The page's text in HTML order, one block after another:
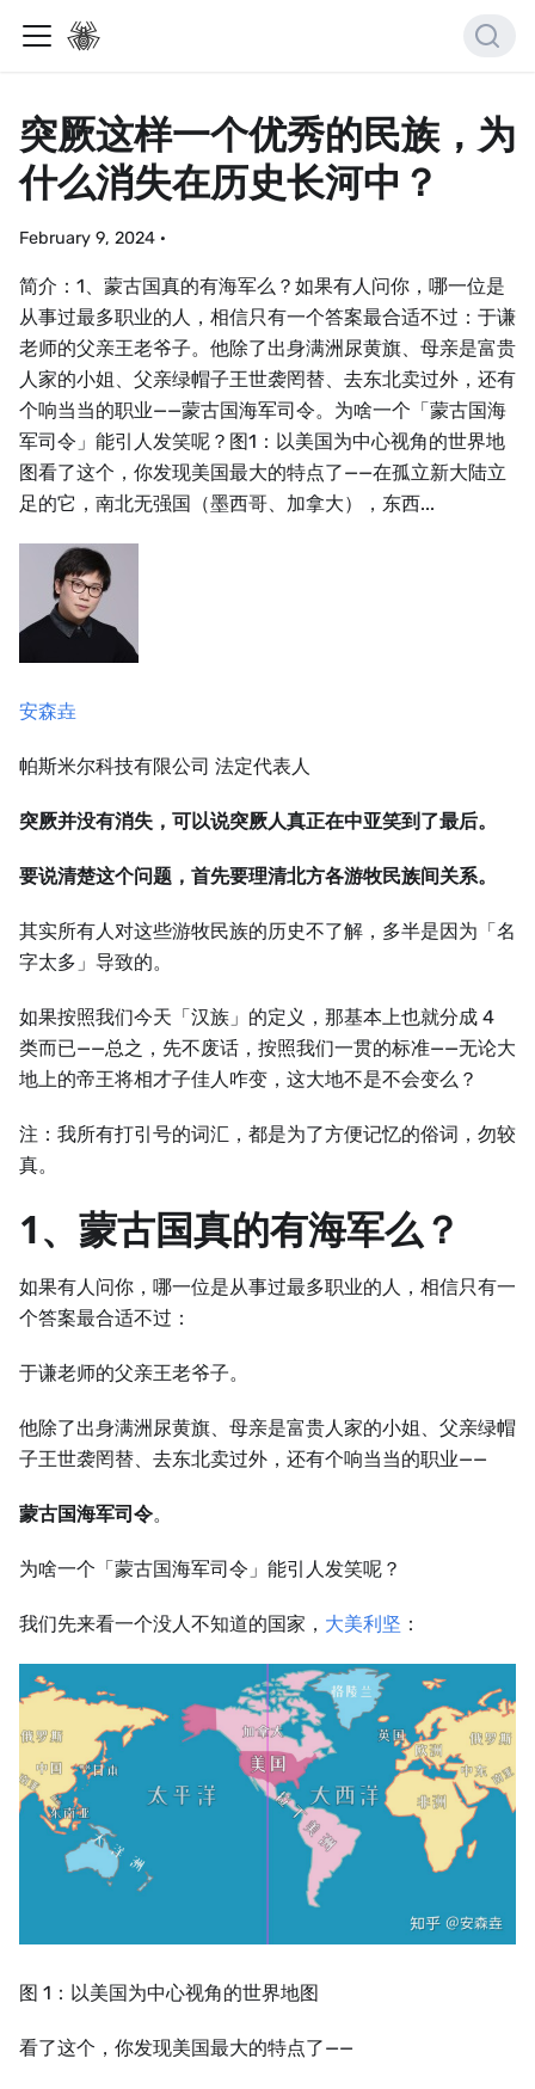
突厥这样一个优秀的民族，为
什么消失在历史长河中？
February 9, 2024 ·
简介：1、蒙古国真的有海军么？如果有人问你，哪一位是
从事过最多职业的人，相信只有一个答案最合适不过：于谦
老师的父亲王老爷子。他除了出身满洲尿黄旗、母亲是富贵
人家的小姐、父亲绿帽子王世袭罔替、去东北卖过外，还有
个响当当的职业——蒙古国海军司令。为啥一个「蒙古国海
军司令」能引人发笑呢？图1：以美国为中心视角的世界地
图看了这个，你发现美国最大的特点了——在孤立新大陆立
足的它，南北无强国（墨西哥、加拿大），东西...
安森垚
帕斯米尔科技有限公司 法定代表人
突厥并没有消失，可以说突厥人真正在中亚笑到了最后。
要说清楚这个问题，首先要理清北方各游牧民族间关系。
其实所有人对这些游牧民族的历史不了解，多半是因为「名
字太多」导致的。
如果按照我们今天「汉族」的定义，那基本上也就分成 4
类而已——总之，先不废话，按照我们一贯的标准——无论大
地上的帝王将相才子佳人咋变，这大地不是不会变么？
注：我所有打引号的词汇，都是为了方便记忆的俗词，勿较
真。
1、蒙古国真的有海军么？
如果有人问你，哪一位是从事过最多职业的人，相信只有一
个答案最合适不过：
于谦老师的父亲王老爷子。
他除了出身满洲尿黄旗、母亲是富贵人家的小姐、父亲绿帽
子王世袭罔替、去东北卖过外，还有个响当当的职业——
蒙古国海军司令。
为啥一个「蒙古国海军司令」能引人发笑呢？
我们先来看一个没人不知道的国家， 大美利坚 ：
图 1：以美国为中心视角的世界地图
看了这个，你发现美国最大的特点了——